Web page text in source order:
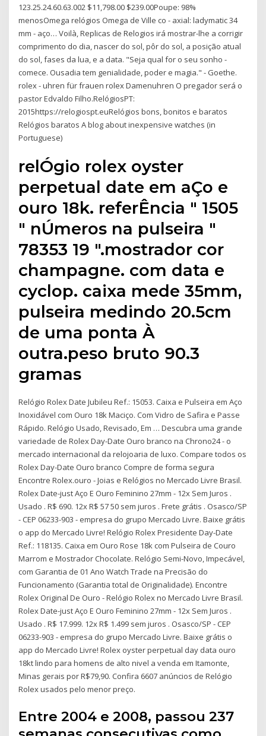
123.25.24.60.63.002 $11,798.00 $239.00Poupe: 98%
menosOmega relógios Omega de Ville co - axial: ladymatic 34
mm - aço… Voilà, Replicas de Relogios irá mostrar-lhe a corrigir
comprimento do dia, nascer do sol, pôr do sol, a posição atual
do sol, fases da lua, e a data. "Seja qual for o seu sonho -
comece. Ousadia tem genialidade, poder e magia." - Goethe.
rolex - uhren für frauen rolex Damenuhren O pregador será o
pastor Edvaldo Filho.RelógiosPT:
2015https://relogiospt.euRelógios bons, bonitos e baratos
Relógios baratos A blog about inexpensive watches (in
Portuguese)
relÓgio rolex oyster
perpetual date em aÇo e
ouro 18k. referÊncia " 1505
" nÚmeros na pulseira "
78353 19 ".mostrador cor
champagne. com data e
cyclop. caixa mede 35mm,
pulseira medindo 20.5cm
de uma ponta À
outra.peso bruto 90.3
gramas
Relógio Rolex Date Jubileu Ref.: 15053. Caixa e Pulseira em Aço
Inoxidável com Ouro 18k Maciço. Com Vidro de Safira e Passe
Rápido. Relógio Usado, Revisado, Em … Descubra uma grande
variedade de Rolex Day-Date Ouro branco na Chrono24 - o
mercado internacional da relojoaria de luxo. Compare todos os
Rolex Day-Date Ouro branco Compre de forma segura
Encontre Rolex.ouro - Joias e Relógios no Mercado Livre Brasil.
Rolex Date-just Aço E Ouro Feminino 27mm - 12x Sem Juros .
Usado . R$ 690. 12x R$ 57 50 sem juros . Frete grátis . Osasco/SP
- CEP 06233-903 - empresa do grupo Mercado Livre. Baixe grátis
o app do Mercado Livre! Relógio Rolex Presidente Day-Date
Ref.: 118135. Caixa em Ouro Rose 18k com Pulseira de Couro
Marrom e Mostrador Chocolate. Relógio Semi-Novo, Impecável,
com Garantia de 01 Ano Watch Trade na Precisão do
Funcionamento (Garantia total de Originalidade). Encontre
Rolex Original De Ouro - Relógio Rolex no Mercado Livre Brasil.
Rolex Date-just Aço E Ouro Feminino 27mm - 12x Sem Juros .
Usado . R$ 17.999. 12x R$ 1.499 sem juros . Osasco/SP - CEP
06233-903 - empresa do grupo Mercado Livre. Baixe grátis o
app do Mercado Livre! Rolex oyster perpetual day data ouro
18kt lindo para homens de alto nivel a venda em Itamonte,
Minas gerais por R$79,90. Confira 6607 anúncios de Relógio
Rolex usados pelo menor preço.
Entre 2004 e 2008, passou 237